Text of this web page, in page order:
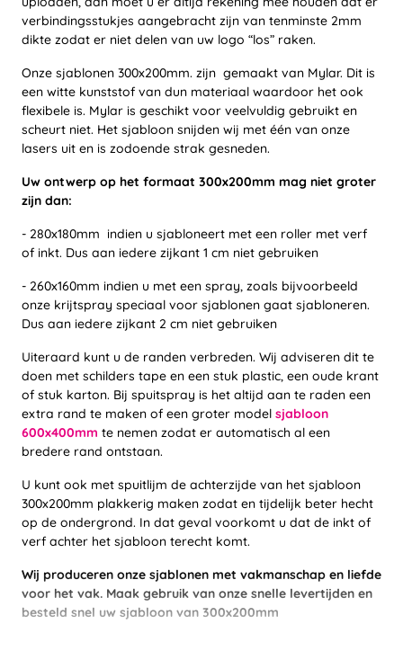
verbindingsstukjes aangebracht zijn van tenminste 2mm
dikte zodat er niet delen van uw logo “los” raken.
Onze sjablonen 300x200mm. zijn gemaakt van Mylar. Dit is
een witte kunststof van dun materiaal waardoor het ook
flexibele is. Mylar is geschikt voor veelvuldig gebruikt en
scheurt niet. Het sjabloon snijden wij met één van onze
lasers uit en is zodoende strak gesneden.
Uw ontwerp op het formaat 300x200mm mag niet groter
zijn dan:
- 280x180mm indien u sjabloneert met een roller met verf
of inkt. Dus aan iedere zijkant 1 cm niet gebruiken
- 260x160mm indien u met een spray, zoals bijvoorbeeld
onze krijtspray speciaal voor sjablonen gaat sjabloneren.
Dus aan iedere zijkant 2 cm niet gebruiken
Uiteraard kunt u de randen verbreden. Wij adviseren dit te
doen met schilders tape en een stuk plastic, een oude krant
of stuk karton. Bij spuitspray is het altijd aan te raden een
extra rand te maken of een groter model sjabloon
600x400mm te nemen zodat er automatisch al een
bredere rand ontstaan.
U kunt ook met spuitlijm de achterzijde van het sjabloon
300x200mm plakkerig maken zodat en tijdelijk beter hecht
op de ondergrond. In dat geval voorkomt u dat de inkt of
verf achter het sjabloon terecht komt.
Wij produceren onze sjablonen met vakmanschap en liefde
voor het vak. Maak gebruik van onze snelle levertijden en
besteld snel uw sjabloon van 300x200mm